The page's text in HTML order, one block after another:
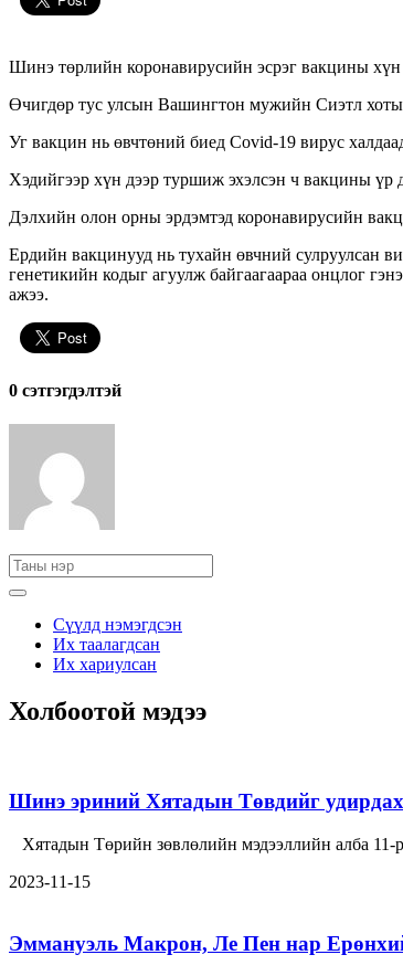
Шинэ төрлийн коронавирусийн эсрэг вакцины
Өчигдөр тус улсын Вашингтон мужийн Сиэтл
Уг вакцин нь өвчтөний биед Covid-19 вирус
Хэдийгээр хүн дээр туршиж эхэлсэн ч вакцины үр
Дэлхийн олон орны эрдэмтэд коронавирусийн
Ердийн вакцинууд нь тухайн өвчний сулруулсан
генетикийн кодыг агуулж байгаагаараа онцлог
ажээ.
0 cэтгэгдэлтэй
Сүүлд нэмэгдсэн
Их таалагдсан
Их хариулсан
Холбоотой мэдээ
Шинэ эриний Хятадын Төвдийг
Хятадын Төрийн зөвлөлийн мэдээллийн алба
2023-11-15
Эммануэль Макрон, Ле Пен нар